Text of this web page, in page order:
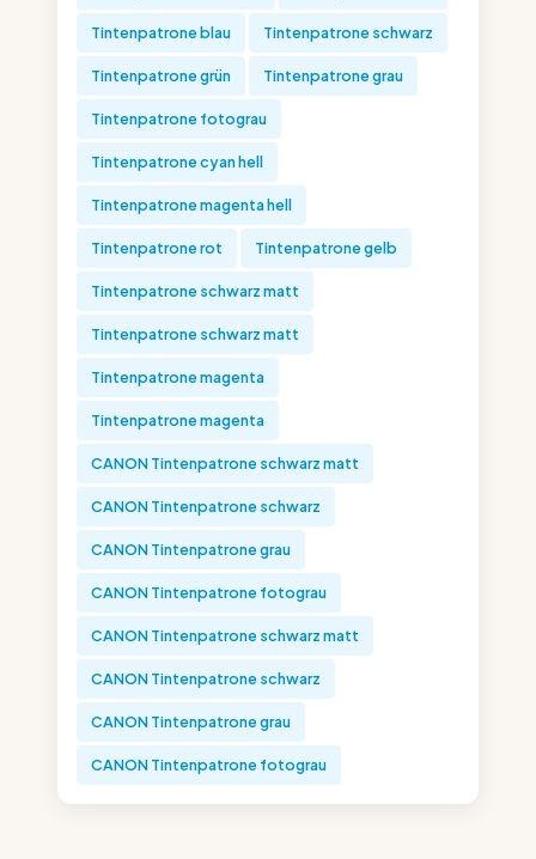
Tintenpatrone blau Tintenpatrone schwarz
Tintenpatrone grün Tintenpatrone grau
Tintenpatrone fotograu
Tintenpatrone cyan hell
Tintenpatrone magenta hell
Tintenpatrone rot Tintenpatrone gelb
Tintenpatrone schwarz matt
Tintenpatrone schwarz matt
Tintenpatrone magenta
Tintenpatrone magenta
CANON Tintenpatrone schwarz matt
CANON Tintenpatrone schwarz
CANON Tintenpatrone grau
CANON Tintenpatrone fotograu
CANON Tintenpatrone schwarz matt
CANON Tintenpatrone schwarz
CANON Tintenpatrone grau
CANON Tintenpatrone fotograu